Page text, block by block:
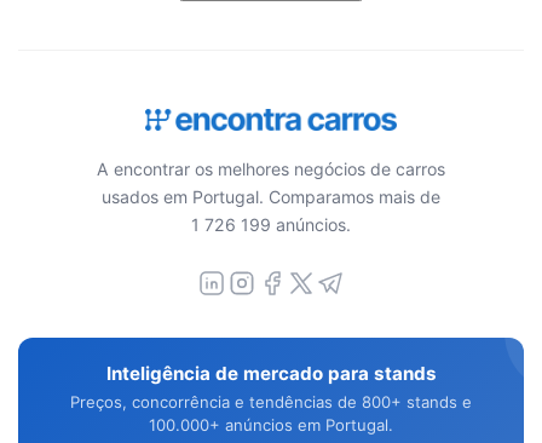
A encontrar os melhores negócios de carros
usados em Portugal. Comparamos mais de
1 726 199 anúncios.
Inteligência de mercado para stands
Preços, concorrência e tendências de 800+ stands e
100.000+ anúncios em Portugal.